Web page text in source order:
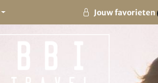
Jouw favorieten